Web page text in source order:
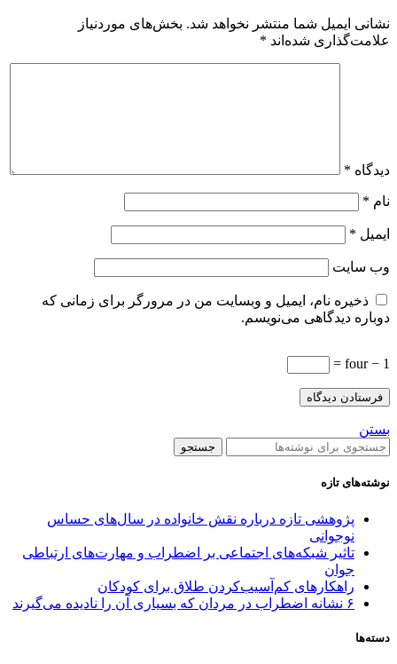
نشانی ایمیل شما منتشر نخواهد شد. بخش‌های موردنیاز
علامت‌گذاری شده‌اند *
دیدگاه *
نام *
ایمیل *
وب‌ سایت
ذخیره نام، ایمیل و وبسایت من در مرورگر برای زمانی که
دوباره دیدگاهی می‌نویسم.
four − 1 =
بستن
جستجو
نوشته‌های تازه
پژوهشی تازه درباره نقش خانواده در سال‌های حساس
نوجوانی
تاثیر شبکه‌های اجتماعی بر اضطراب و مهارت‌های ارتباطی
جوان
راهکارهای کم‌آسیب‌کردن طلاق برای کودکان
۶ نشانه اضطراب در مردان که بسیاری آن را نادیده می‌گیرند
دسته‌ها